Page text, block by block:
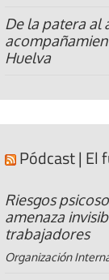
De la patera al
Huelva
Pódcast | El
Riesgos
amenaza
trabajadores
Organización